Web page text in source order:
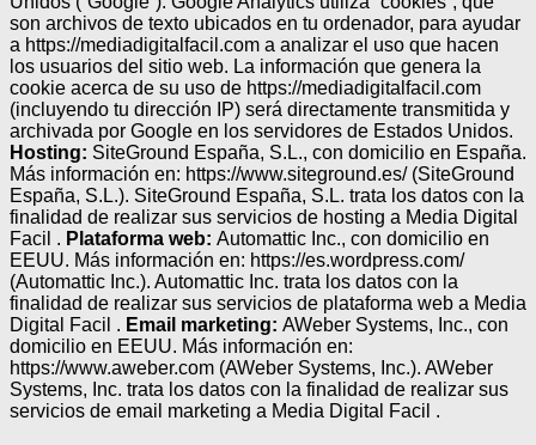
son archivos de texto ubicados en tu ordenador, para ayudar
a https://mediadigitalfacil.com a analizar el uso que hacen
los usuarios del sitio web. La información que genera la
cookie acerca de su uso de https://mediadigitalfacil.com
(incluyendo tu dirección IP) será directamente transmitida y
archivada por Google en los servidores de Estados Unidos.
Hosting: SiteGround España, S.L., con domicilio en España.
Más información en: https://www.siteground.es/ (SiteGround
España, S.L.). SiteGround España, S.L. trata los datos con la
finalidad de realizar sus servicios de hosting a Media Digital
Facil . Plataforma web: Automattic Inc., con domicilio en
EEUU. Más información en: https://es.wordpress.com/
(Automattic Inc.). Automattic Inc. trata los datos con la
finalidad de realizar sus servicios de plataforma web a Media
Digital Facil . Email marketing: AWeber Systems, Inc., con
domicilio en EEUU. Más información en:
https://www.aweber.com (AWeber Systems, Inc.). AWeber
Systems, Inc. trata los datos con la finalidad de realizar sus
servicios de email marketing a Media Digital Facil .